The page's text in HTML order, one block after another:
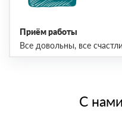
Приём работы
Все довольны, все
С